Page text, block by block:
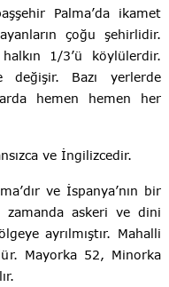
Palma’da ikamet
çoğu şehirlidir.
1/3’ü köylülerdir.
Bazı yerlerde
hemen hemen her
ve İngilizcedir.
ve İspanya’nın bir
zamanda askeri ve dini
ayrılmıştır. Mahalli
Mayorka 52, Minorka